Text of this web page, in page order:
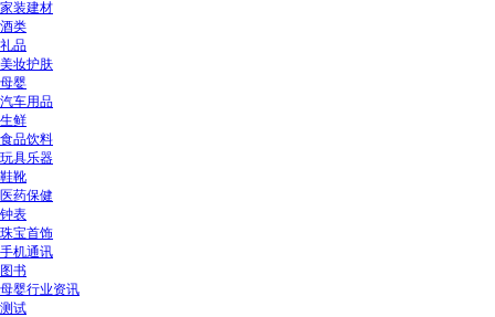
家装建材
酒类
礼品
美妆护肤
母婴
汽车用品
生鲜
食品饮料
玩具乐器
鞋靴
医药保健
钟表
珠宝首饰
手机通讯
图书
母婴行业资讯
测试